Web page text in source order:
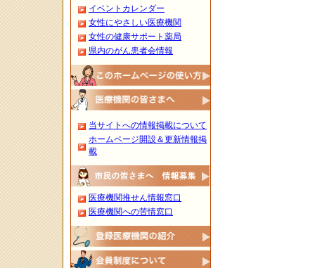
イベントカレンダー
女性にやさしい医療機関
女性の健康サポート薬局
県内のがん患者会情報
当サイトへの情報掲載について
ホームページ開設＆更新情報掲
載
医療機関推せん情報窓口
医療機関への苦情窓口